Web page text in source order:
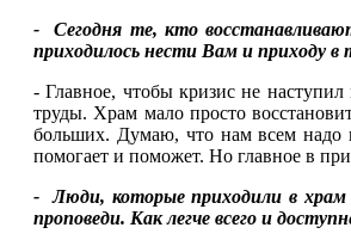
- Сегодня те, кто
приходилось нести Вам и приходу в
- Главное, чтобы кризис не
труды. Храм мало просто
больших. Думаю, что нам всем надо
помогает и поможет. Но главное в
- Люди, которые приходили в храм
проповеди. Как легче всего и